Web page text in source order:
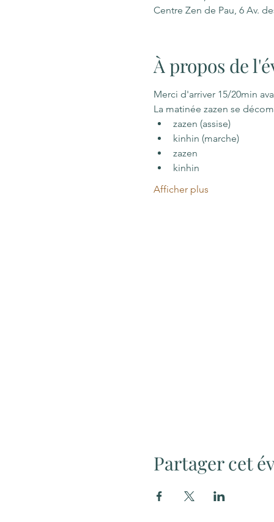
Centre Zen de Pau, 6 Av.
À propos de
Merci d'arriver 15/20min
La matinée zazen se
zazen (assise)
kinhin (marche)
zazen
kinhin
Afficher plus
Partager cet